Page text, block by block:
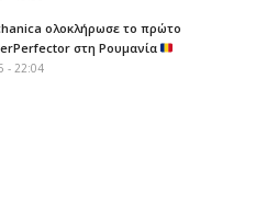
ολοκλήρωσε το πρώτο
στη Ρουμανία
- 22:04